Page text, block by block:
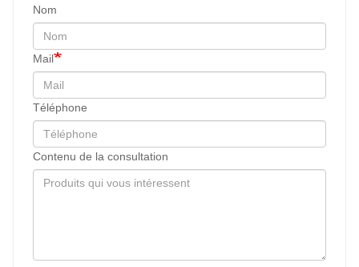
Nom
Mail
Téléphone
Contenu de la consultation